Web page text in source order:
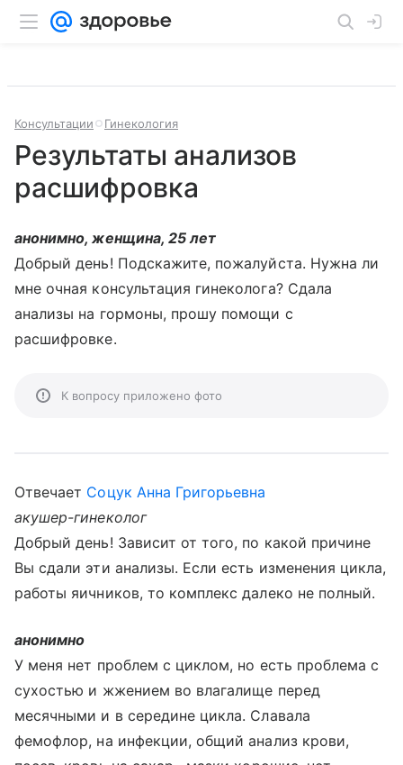
Консультации Гинекология
Результаты анализов
расшифровка
анонимно, женщина, 25 лет
Добрый день! Подскажите, пожалуйста. Нужна ли
мне очная консультация гинеколога? Сдала
анализы на гормоны, прошу помощи с
расшифровке.
К вопросу приложено фото
Отвечает Соцук Анна Григорьевна
акушер-гинеколог
Добрый день! Зависит от того, по какой причине
Вы сдали эти анализы. Если есть изменения цикла,
работы яичников, то комплекс далеко не полный.
анонимно
У меня нет проблем с циклом, но есть проблема с
сухостью и жжением во влагалище перед
месячными и в середине цикла. Славала
фемофлор, на инфекции, общий анализ крови,